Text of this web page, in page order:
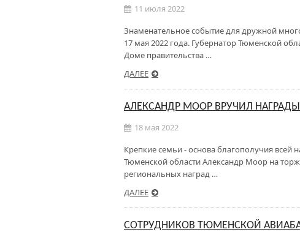
11 июля 2022
Знаменательное событие для дружной
17 мая 2022 года. Губернатор Тюменской
Доме правительства …
ДАЛЕЕ
АЛЕКСАНДР МООР ВРУЧИЛ
18 мая 2022
Крепкие семьи - основа благополучия
Тюменской области Александр Моор на
региональных наград …
ДАЛЕЕ
СОТРУДНИКОВ ТЮМЕНСКОЙ